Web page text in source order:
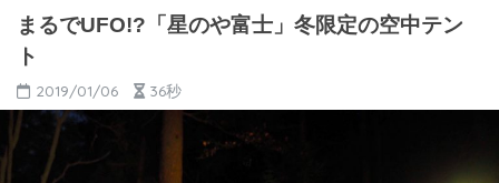
まるでUFO!?「星のや富士」冬限定の空中テン
ト
2019/01/06 36秒